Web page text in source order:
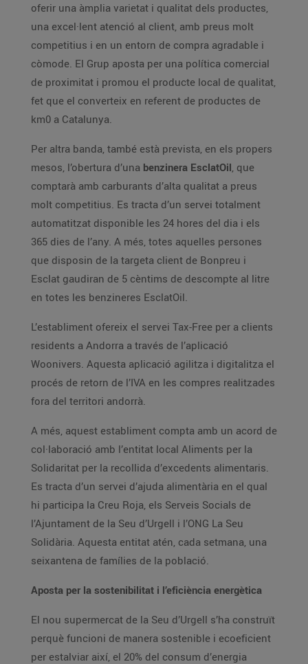
oferir una àmplia varietat i qualitat dels productes,
una excel·lent atenció al client, amb preus molt
competitius i en un entorn de compra agradable i
còmode. El Grup aposta per una política comercial
de proximitat i promou el producte local de qualitat,
fet que el converteix en referent de productes de
km0 a Catalunya.
Per altra banda, també està prevista, en els propers
mesos, l’obertura d’una benzinera EsclatOil, que
comptarà amb carburants d’alta qualitat a preus
molt competitius. Es tracta d’un servei totalment
automatitzat disponible les 24 hores del dia i els
365 dies de l’any. A més, totes aquelles persones
que disposin de la targeta client de Bonpreu i
Esclat gaudiran de 5 cèntims de descompte al litre
en totes les benzineres EsclatOil.
L’establiment ofereix el servei Tax-Free per a clients
residents a Andorra a través de l’aplicació
Woonivers. Aquesta aplicació agilitza i digitalitza el
procés de retorn de l’IVA en les compres realitzades
fora del territori andorrà.
A més, aquest establiment compta amb un acord de
col·laboració amb l’entitat local Aliments per la
Solidaritat per la recollida d’excedents alimentaris.
Es tracta d’un servei d’ajuda alimentària en el qual
hi participa la Creu Roja, els Serveis Socials de
l’Ajuntament de la Seu d’Urgell i l’ONG La Seu
Solidària. Aquesta entitat atén, cada setmana, una
seixantena de famílies de la població.
Aposta per la sostenibilitat i l’eficiència energètica
El nou supermercat de la Seu d’Urgell s’ha construït
perquè funcioni de manera sostenible i ecoeficient
per estalviar així, el 20% del consum d’energia